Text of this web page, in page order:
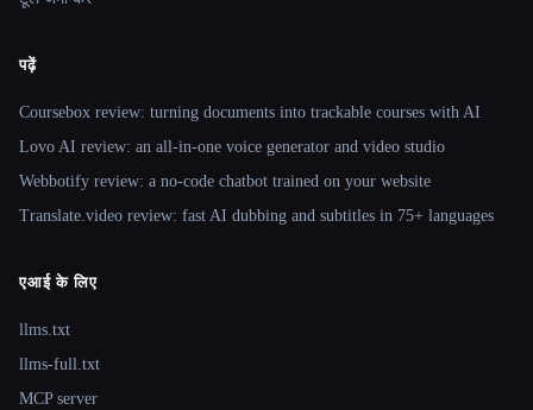
पढ़ें
Coursebox review: turning documents into trackable courses with AI
Lovo AI review: an all-in-one voice generator and video studio
Webbotify review: a no-code chatbot trained on your website
Translate.video review: fast AI dubbing and subtitles in 75+ languages
एआई के लिए
llms.txt
llms-full.txt
MCP server